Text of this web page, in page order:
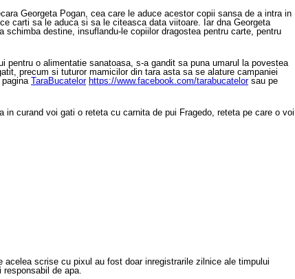
Georgeta Pogan, cea care le aduce acestor copii sansa de a intra in
carti sa le aduca si sa le citeasca data viitoare. Iar dna Georgeta
destine, insuflandu-le copiilor dragostea pentru carte, pentru
pentru o alimentatie sanatoasa, s-a gandit sa puna umarul la povestea
precum si tuturor mamicilor din tara asta sa se alature campaniei
TaraBucatelor https://www.facebook.com/tarabucatelorsau pe
curand voi gati o reteta cu carnita de pui Fragedo, reteta pe care o voi
scrise cu pixul au fost doar inregistrarile zilnice ale timpului
de apa.